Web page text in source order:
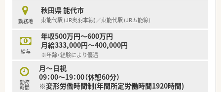
ターは仕切りを設け、患者様とのコミュニケーションを大切にし
ています。
勤務地
秋田県 能代市
東能代駅 (JR奥羽本線)／東能代駅 (JR五能線)
給与
年収500万円～600万円
月給333,000円～400,000円
※年齢・経験により優遇
勤務
時間
月～日祝
09：00～19：00（休憩60分）
※変形労働時間制(年間所定労働時間1920時間)